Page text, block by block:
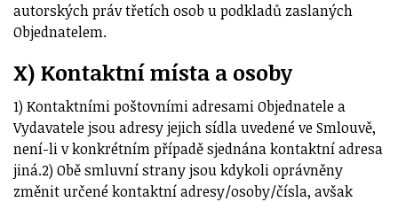
autorských práv třetích osob u podkladů zaslaných
Objednatelem.
X) Kontaktní místa a osoby
1) Kontaktními poštovními adresami Objednatele a
Vydavatele jsou adresy jejich sídla uvedené ve Smlouvě,
není-li v konkrétním případě sjednána kontaktní adresa
jiná.2) Obě smluvní strany jsou kdykoli oprávněny
změnit určené kontaktní adresy/osoby/čísla, avšak